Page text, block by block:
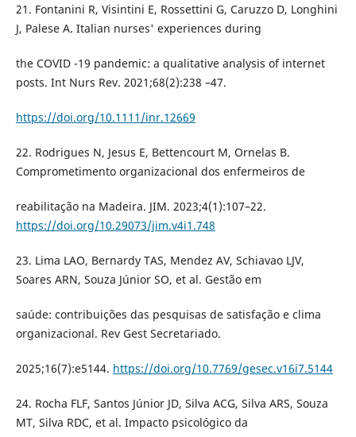
21. Fontanini R, Visintini E, Rossettini G, Caruzzo D, Longhini
J, Palese A. Italian nurses' experiences during
the COVID -19 pandemic: a qualitative analysis of internet
posts. Int Nurs Rev. 2021;68(2):238 –47.
https://doi.org/10.1111/inr.12669
22. Rodrigues N, Jesus E, Bettencourt M, Ornelas B.
Comprometimento organizacional dos enfermeiros de
reabilitação na Madeira. JIM. 2023;4(1):107–22.
https://doi.org/10.29073/jim.v4i1.748
23. Lima LAO, Bernardy TAS, Mendez AV, Schiavao LJV,
Soares ARN, Souza Júnior SO, et al. Gestão em
saúde: contribuições das pesquisas de satisfação e clima
organizacional. Rev Gest Secretariado.
2025;16(7):e5144. https://doi.org/10.7769/gesec.v16i7.5144
24. Rocha FLF, Santos Júnior JD, Silva ACG, Silva ARS, Souza
MT, Silva RDC, et al. Impacto psicológico da